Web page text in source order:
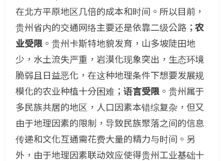
在北方平原地区几倍的成本和时间。所以目前，
贵州省内的交通网络主要还是依靠二级公路；农
业受限 。贵州卡斯特地貌发育，山多坡陡田地
少，水土流失严重，岩漠化现象突出，生态环境
脆弱且日益恶化，在这种地理条件下想要发展规
模化的农业种植十分困难； 语言受限。贵州属于
多民族共居的地区，人口因素本错综复杂，但又
由于地理因素的限制，导致民族聚落之间的信息
传递和文化互通需花费大量的精力与时间。另
外，由于地理因素联动效应使得贵州工业基础十